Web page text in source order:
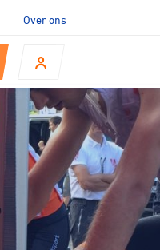
Over ons